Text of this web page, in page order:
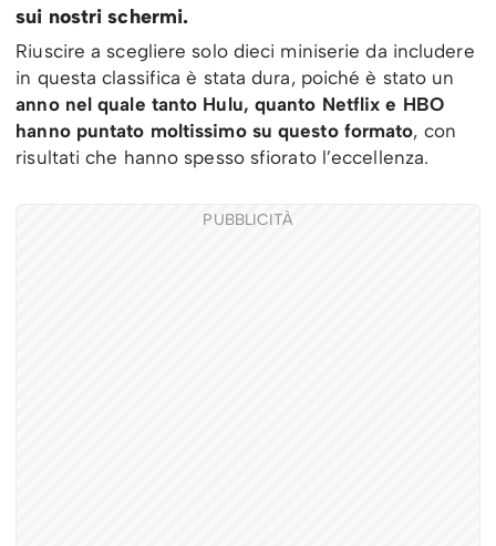
sui nostri schermi.
Riuscire a scegliere solo dieci miniserie da includere
in questa classifica è stata dura, poiché è stato un
anno nel quale tanto Hulu, quanto Netflix e HBO
hanno puntato moltissimo su questo formato, con
risultati che hanno spesso sfiorato l’eccellenza.
PUBBLICITÀ